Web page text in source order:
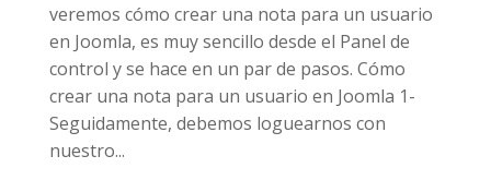
veremos cómo crear una nota para un usuario
en Joomla, es muy sencillo desde el Panel de
control y se hace en un par de pasos. Cómo
crear una nota para un usuario en Joomla 1-
Seguidamente, debemos loguearnos con
nuestro...